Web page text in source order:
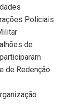
Policiais
de
de Redenção